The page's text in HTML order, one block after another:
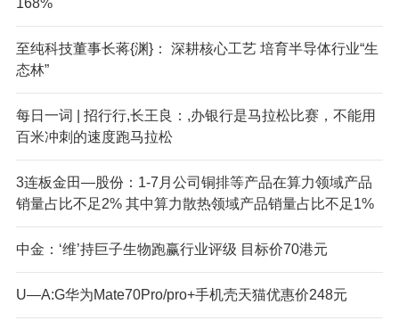
至纯科技董事长蒋{渊}： 深耕核心工艺 培育半导体行业“生
态林”
每日一词 | 招行行,长王良：,办银行是马拉松比赛，不能用
百米冲刺的速度跑马拉松
3连板金田—股份：1-7月公司铜排等产品在算力领域产品
销量占比不足2% 其中算力散热领域产品销量占比不足1%
中金：‘维’持巨子生物跑赢行业评级 目标价70港元
U—A:G华为Mate70Pro/pro+手机壳天猫优惠价248元